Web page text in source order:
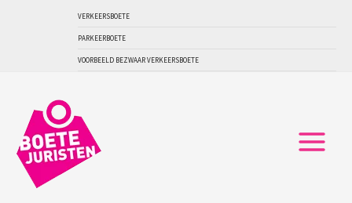
VERKEERSBOETE
PARKEERBOETE
VOORBEELD BEZWAAR VERKEERSBOETE